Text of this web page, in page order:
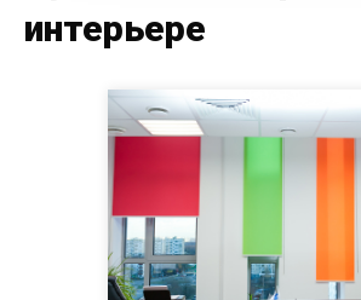
интерьере